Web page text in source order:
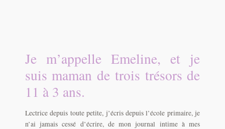
Je m’appelle Emeline, et je
suis maman de trois trésors de
11 à 3 ans.
Lectrice depuis toute petite, j’écris depuis l’école primaire, je
n’ai jamais cessé d’écrire, de mon journal intime à mes